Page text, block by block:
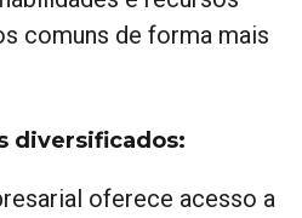
comuns de forma mais
diversificados:
oferece acesso a